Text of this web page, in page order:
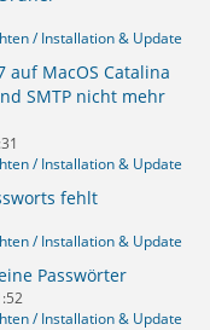
/ Installation & Update
auf MacOS Catalina
SMTP nicht mehr
/ Installation & Update
fehlt
/ Installation & Update
Passwörter
/ Installation & Update